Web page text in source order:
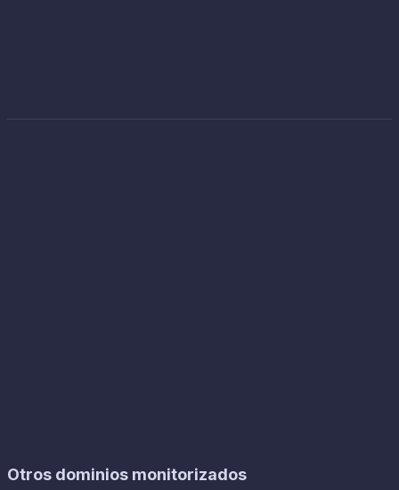
Otros dominios monitorizados